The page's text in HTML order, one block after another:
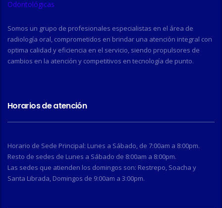
Somos un grupo de profesionales especialistas en el área de
radiología oral, comprometidos en brindar una atención integral con
optima calidad y eficiencia en el servicio, siendo propulsores de
cambios en la atención y competitivos en tecnología de punto.
Horarios de atención
Horario de Sede Principal: Lunes a Sábado, de 7:00am a 8:00pm.
Resto de sedes de Lunes a Sábado de 8:00am a 8:00pm.
Las sedes que atienden los domingos son: Restrepo, Soacha y
Santa Librada, Domingos de 9:00am a 3:00pm.